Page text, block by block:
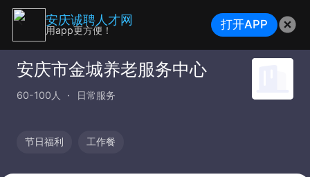
安庆市金城养老服务中心
60-100人 日常服务
节日福利 工作餐
安庆诚聘人才网
用app更方便！ 打开APP